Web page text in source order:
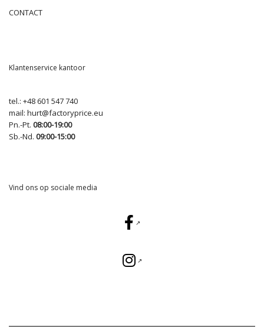
CONTACT
Klantenservice kantoor
tel.: +48 601 547 740
mail: hurt@factoryprice.eu
Pn.-Pt. 08:00-19:00
Sb.-Nd. 09:00-15:00
Vind ons op sociale media